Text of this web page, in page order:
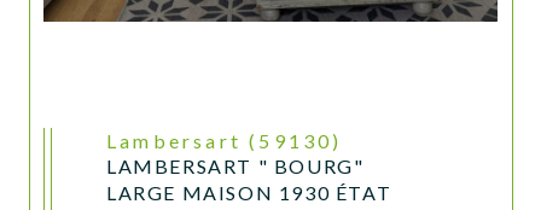
Lambersart (59130)
LAMBERSART " BOURG"
LARGE MAISON 1930 ÉTAT